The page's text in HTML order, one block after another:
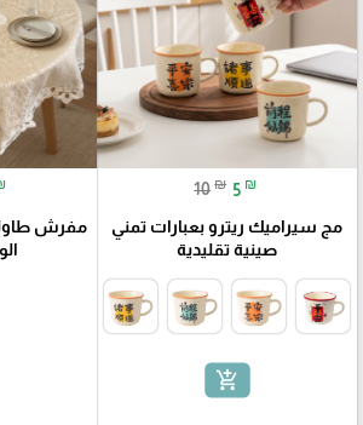
10 ₪ 5 ₪
مج سيراميك ريترو بعبارات تمني
صينية تقليدية
add_shopping_cart
مفرش